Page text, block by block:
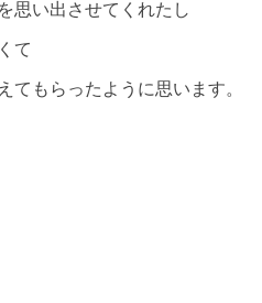
思い出させてくれたし
て
もらったように思います。